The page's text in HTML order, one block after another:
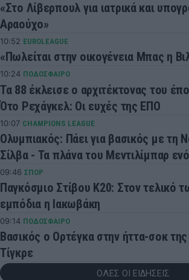
«Στο Λίβερπουλ για ιατρικά και
Αραούχο»
10:52 EUROLEAGUE
«Πωλείται στην οικογένεια Μπας η
10:24 ΠΟΔΟΣΦΑΙΡΟ
Τα 88 έκλεισε ο αρχιτέκτονας του
Ότο Ρεχάγκελ: Οι ευχές της ΕΠΟ
10:07 CHAMPIONS LEAGUE
Ολυμπιακός: Πάει για βασικός με τη
Σίλβα - Τα πλάνα του Μεντιλίμπαρ
09:46 ΣΠΟΡ
Παγκόσμιο Στίβου Κ20: Στον τελικό
εμπόδια η Ιακωβάκη
09:14 ΠΟΔΟΣΦΑΙΡΟ
Βασικός ο Ορτέγκα στην ήττα-σοκ
Τίγκρε
ΟΛΕΣ ΟΙ ΕΙΔΗΣΕΙΣ